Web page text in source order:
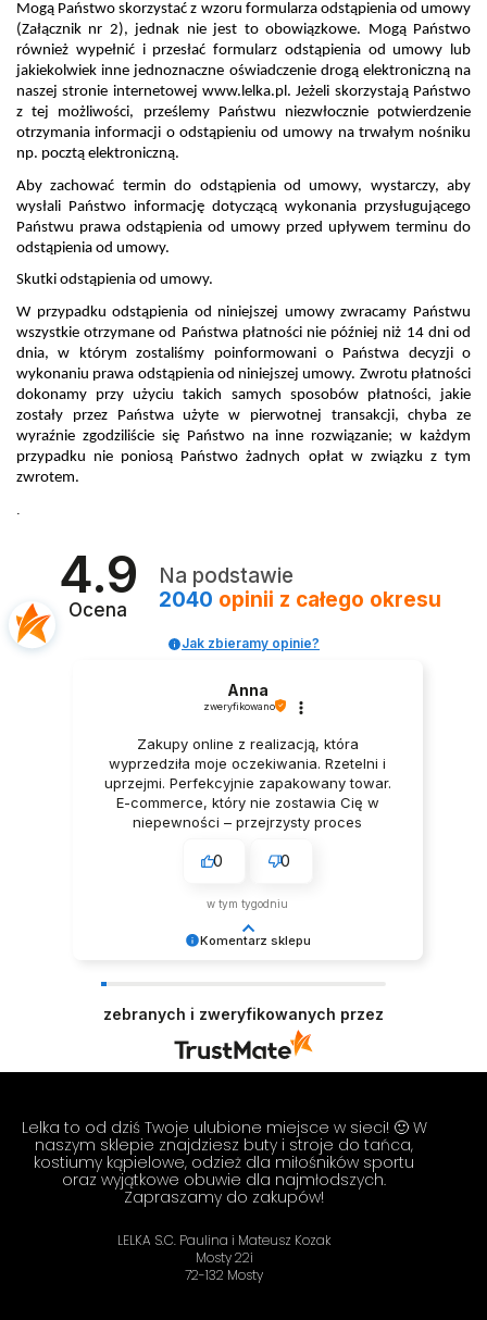
Mogą Państwo skorzystać z wzoru formularza odstąpienia od umowy
(Załącznik nr 2), jednak nie jest to obowiązkowe. Mogą Państwo
również wypełnić i przesłać formularz odstąpienia od umowy lub
jakiekolwiek inne jednoznaczne oświadczenie drogą elektroniczną na
naszej stronie internetowej www.lelka.pl. Jeżeli skorzystają Państwo
z tej możliwości, prześlemy Państwu niezwłocznie potwierdzenie
otrzymania informacji o odstąpieniu od umowy na trwałym nośniku
np. pocztą elektroniczną.
Aby zachować termin do odstąpienia od umowy, wystarczy, aby
wysłali Państwo informację dotyczącą wykonania przysługującego
Państwu prawa odstąpienia od umowy przed upływem terminu do
odstąpienia od umowy.
Skutki odstąpienia od umowy.
W przypadku odstąpienia od niniejszej umowy zwracamy Państwu
wszystkie otrzymane od Państwa płatności nie później niż 14 dni od
dnia, w którym zostaliśmy poinformowani o Państwa decyzji o
wykonaniu prawa odstąpienia od niniejszej umowy. Zwrotu płatności
dokonamy przy użyciu takich samych sposobów płatności, jakie
zostały przez Państwa użyte w pierwotnej transakcji, chyba ze
wyraźnie zgodziliście się Państwo na inne rozwiązanie; w każdym
przypadku nie poniosą Państwo żadnych opłat w związku z tym
zwrotem.
4.9
Ocena
Na podstawie
2040 opinii z całego okresu
Jak zbieramy opinie?
Komentarz sklepu
Anna
zweryfikowano
Zakupy online z realizacją, która
wyprzedziła moje oczekiwania. Rzetelni i
uprzejmi. Perfekcyjnie zapakowany towar.
E-commerce, który nie zostawia Cię w
niepewności – przejrzysty proces
0 0
w tym tygodniu
zebranych i zweryfikowanych przez
Lelka to od dziś Twoje ulubione miejsce w sieci! 🙂 W
naszym sklepie znajdziesz buty i stroje do tańca,
kostiumy kąpielowe, odzież dla miłośników sportu
oraz wyjątkowe obuwie dla najmłodszych.
Zapraszamy do zakupów!
LELKA S.C. Paulina i Mateusz Kozak
Mosty 22i
72-132 Mosty